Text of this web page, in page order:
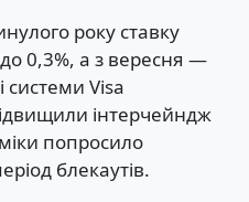
року ставку
0,3%, а з вересня —
системи Visa
інтерчейндж
попросило
блекаутів.